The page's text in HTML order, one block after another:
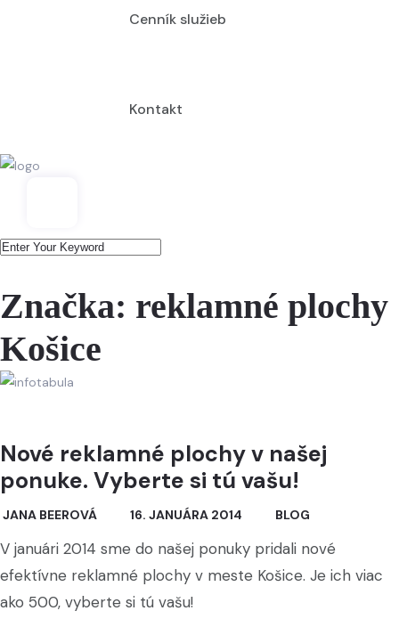
Cenník služieb
Kontakt
Značka: reklamné plochy
Košice
JANA BEEROVÁ 16. JANUÁRA 2014 BLOG
Nové reklamné plochy v našej
ponuke. Vyberte si tú vašu!
V januári 2014 sme do našej ponuky pridali nové
efektívne reklamné plochy v meste Košice. Je ich viac
ako 500, vyberte si tú vašu!